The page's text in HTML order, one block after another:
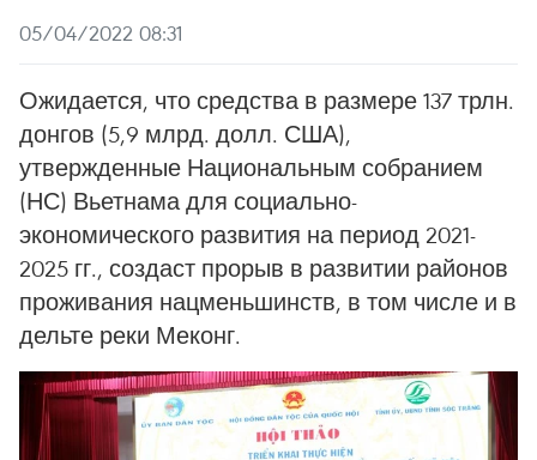
05/04/2022 08:31
Ожидается, что средства в размере 137 трлн.
донгов (5,9 млрд. долл. США),
утвержденные Национальным собранием
(НС) Вьетнама для социально-
экономического развития на период 2021-
2025 гг., создаст прорыв в развитии районов
проживания нацменьшинств, в том числе и в
дельте реки Меконг.